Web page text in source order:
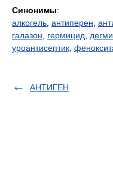
Синонимы:
алкогель антиперен
галазон
гермицид
уроантисептик
АНТИГЕН